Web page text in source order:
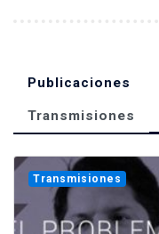
Publicaciones
Transmisiones
Transmisiones